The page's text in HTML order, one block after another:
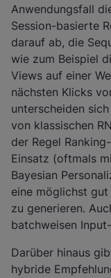
Anwendungsfall
Session-basierte
darauf ab, die
wie zum Beispiel
Views auf einer
nächsten Klicks
unterscheiden
von klassischen
der Regel
Einsatz (oftmals
Bayesian
eine möglichst
zu generieren.
batchweisen
Darüber hinaus
hybride